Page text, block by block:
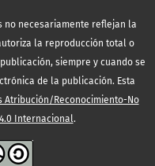
no necesariamente reflejan la
la reproducción total o
siempre y cuando se
de la publicación. Esta
Atribución/Reconocimiento-No
Internacional.